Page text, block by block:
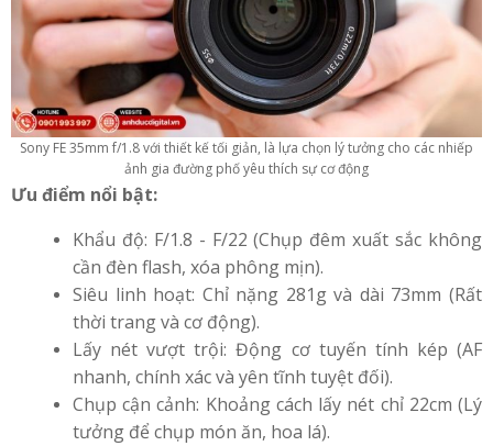
Sony FE 35mm f/1.8 với thiết kế tối giản, là lựa chọn lý tưởng cho các nhiếp
ảnh gia đường phố yêu thích sự cơ động
Ưu điểm nổi bật:
Khẩu độ: F/1.8 - F/22 (Chụp đêm xuất sắc không
cần đèn flash, xóa phông mịn).
Siêu linh hoạt: Chỉ nặng 281g và dài 73mm (Rất
thời trang và cơ động).
Lấy nét vượt trội: Động cơ tuyến tính kép (AF
nhanh, chính xác và yên tĩnh tuyệt đối).
Chụp cận cảnh: Khoảng cách lấy nét chỉ 22cm (Lý
tưởng để chụp món ăn, hoa lá).